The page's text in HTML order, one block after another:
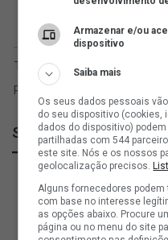
SuperVasco
Armazenar e/ou
dispositivo
Saiba mais
Os seus dados pessoais
do seu dispositivo (cookies,
dados do dispositivo)
partilhadas com 544
este site. Nós e os nossos
geolocalização precisos.
Alguns fornecedores
com base no interesse
as opções abaixo. Procure
página ou no menu do site